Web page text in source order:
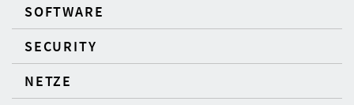
SOFTWARE
SECURITY
NETZE